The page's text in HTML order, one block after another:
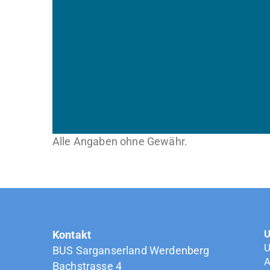
Alle Angaben ohne Gewähr.
Kontakt
BUS Sarganserland Werdenberg
Bachstrasse 4